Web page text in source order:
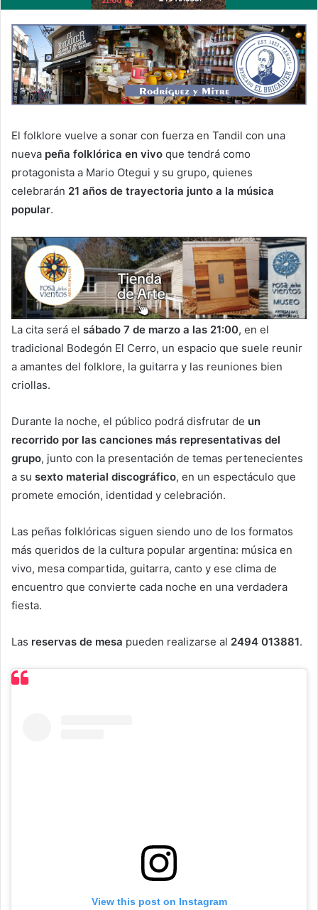
El folklore vuelve a sonar con fuerza en Tandil con una
nueva peña folklórica en vivo que tendrá como
protagonista a Mario Otegui y su grupo, quienes
celebrarán 21 años de trayectoria junto a la música
popular.
La cita será el sábado 7 de marzo a las 21:00, en el
tradicional Bodegón El Cerro, un espacio que suele reunir
a amantes del folklore, la guitarra y las reuniones bien
criollas.
Durante la noche, el público podrá disfrutar de un
recorrido por las canciones más representativas del
grupo, junto con la presentación de temas pertenecientes
a su sexto material discográfico, en un espectáculo que
promete emoción, identidad y celebración.
Las peñas folklóricas siguen siendo uno de los formatos
más queridos de la cultura popular argentina: música en
vivo, mesa compartida, guitarra, canto y ese clima de
encuentro que convierte cada noche en una verdadera
fiesta.
Las reservas de mesa pueden realizarse al 2494 013881.
View this post on Instagram